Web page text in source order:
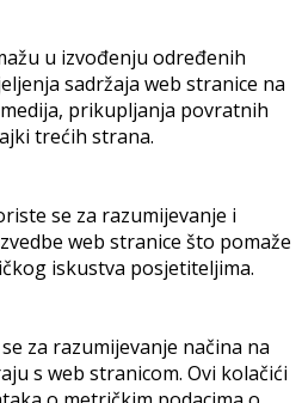
u izvođenju određenih
sadržaja web stranice na
prikupljanja povratnih
trećih strana.
se za razumijevanje i
web stranice što pomaže
iskustva posjetiteljima.
za razumijevanje načina na
s web stranicom. Ovi kolačići